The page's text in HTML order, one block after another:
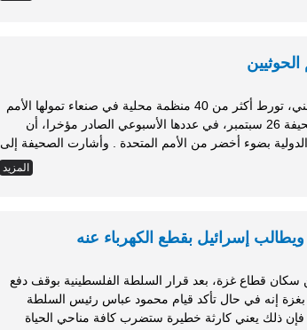
أكدت الصحيفة الرسمية الناطقة باسم الجيش الوطني اليمني، تورط أكثر من 40 منظمة محلية في صنعاء تمولها الأمم
المتحدة في إِعَانَة وتمويل المتمردين الحوثيين . وذكرت صحيفة 26 سبتمبر، في عددها الأسبوعي الصادر مؤخرا، أن
تحالف الانقلابيين تمكن من السطو على أعمال المنظمات الدولية بضوء أخضر من الأمم المتحدة . وأشارت الصحيفة إلى
المزيد
إسرائيل بقطع الكهرباء عنه
قطاع غزة، بعد قرار السلطة الفلسطينية بوقف دفع
سلطة الطاقة بغزة إنه في حال تأكد قيام محمود عباس رئيس السلطة
فإن ذلك يعني كارثة خطيرة ستضرب كافة مناحي الحياة